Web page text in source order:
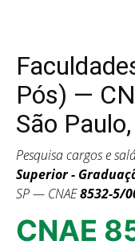
Pós) —
São
Pesquisa cargos e
Superior -
SP — CNAE8532-5/
CNAE